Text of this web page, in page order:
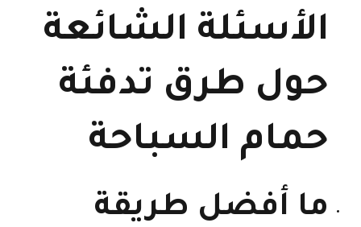
الأسئلة الشائعة
حول طرق تدفئة
حمام السباحة
ما أفضل طريقة